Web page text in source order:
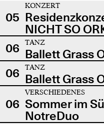
05
KONZERT
NICHT SO
06
TANZ
Ballett Grass
06
TANZ
Ballett Grass
06
VERSCHIEDENES
Sommer im
NotreDuo